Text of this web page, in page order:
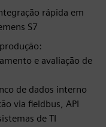
rápida em
S7
e avaliação de
de dados interno
via fieldbus, API
de TI